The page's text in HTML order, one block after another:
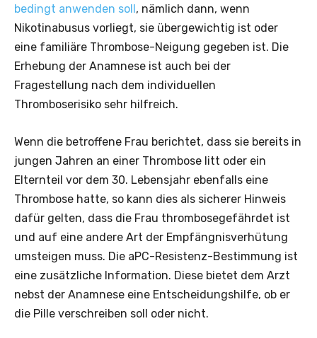
bedingt anwenden soll, nämlich dann, wenn
Nikotinabusus vorliegt, sie übergewichtig ist oder
eine familiäre Thrombose-Neigung gegeben ist. Die
Erhebung der Anamnese ist auch bei der
Fragestellung nach dem individuellen
Thromboserisiko sehr hilfreich.
Wenn die betroffene Frau berichtet, dass sie bereits in
jungen Jahren an einer Thrombose litt oder ein
Elternteil vor dem 30. Lebensjahr ebenfalls eine
Thrombose hatte, so kann dies als sicherer Hinweis
dafür gelten, dass die Frau thrombosegefährdet ist
und auf eine andere Art der Empfängnisverhütung
umsteigen muss. Die aPC-Resistenz-Bestimmung ist
eine zusätzliche Information. Diese bietet dem Arzt
nebst der Anamnese eine Entscheidungshilfe, ob er
die Pille verschreiben soll oder nicht.